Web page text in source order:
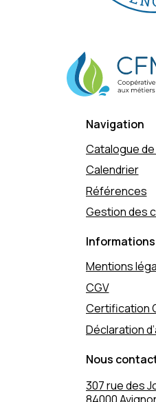
Navigation
Catalogue
Calendrier
Références
Gestion des
Informations
Mentions
CGV
Certification
Déclaration
Nous
307 rue des